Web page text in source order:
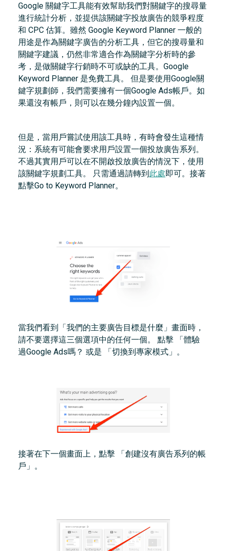
Google 關鍵字工具能有效幫助我們對關鍵字的搜尋量
進行統計分析，並提供該關鍵字投放廣告的競爭程度
和 CPC 估算。雖然 Google Keyword Planner 一般的
用途是作為關鍵字廣告的分析工具，但它的搜尋量和
關鍵字建議，仍然非常適合作為關鍵字分析時的參
考，是做關鍵字行銷時不可或缺的工具。Google
Keyword Planner 是免費工具。 但是要使用Google關
鍵字規劃師，我們需要擁有一個Google Ads帳戶。如
果還沒有帳戶，則可以在幾分鐘內設置一個。
但是，當用戶嘗試使用該工具時，有時會發生這種情
況：系統有可能會要求用戶設置一個投放廣告系列。
不過其實用戶可以在不開啟投放廣告的情況下，使用
該關鍵字規劃工具。 只需通過請轉到此處即可。接著
點擊Go to Keyword Planner。
當我們看到「我們的主要廣告目標是什麼」畫面時，
請不要選擇這三個選項中的任何一個。 點擊 「體驗
過Google Ads嗎？ 或是 「切換到專家模式」。
接著在下一個畫面上，點擊 「創建沒有廣告系列的帳
戶」。